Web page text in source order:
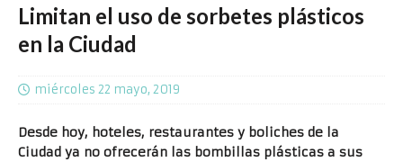
Limitan el uso de sorbetes plásticos
en la Ciudad
miércoles 22 mayo, 2019
Desde hoy, hoteles, restaurantes y boliches de la
Ciudad ya no ofrecerán las bombillas plásticas a sus